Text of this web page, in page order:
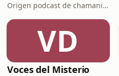
Origen podcast de chamanismo
VD
Voces del Misterio